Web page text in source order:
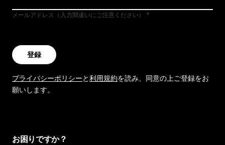
メールアドレス（入力間違いにご注意ください）
登録
プライバシーポリシーと利用規約を読み、同意の上ご登録をお
願いします。
お困りですか？